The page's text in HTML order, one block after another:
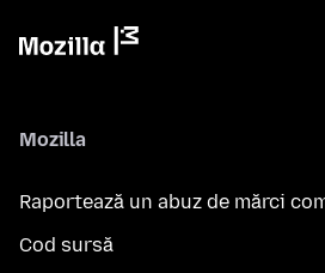
Mozilla
Raportează un abuz de mărci
Cod sursă